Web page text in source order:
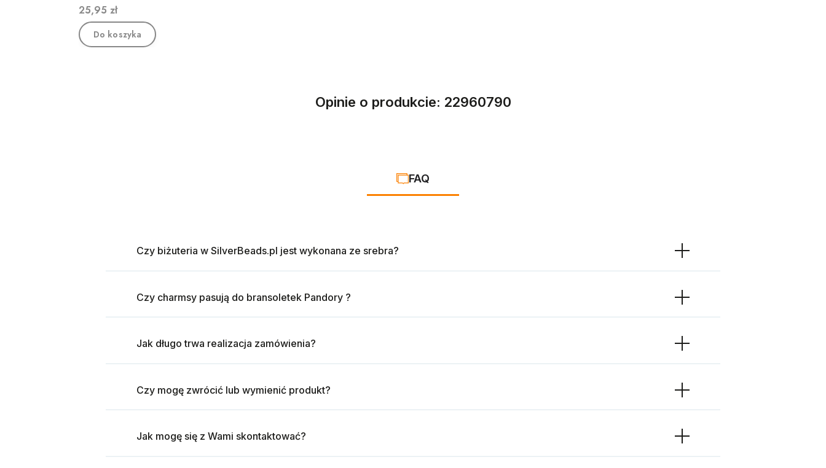
Cena
25,95 zł
Do koszyka
Opinie o produkcie: 22960790
FAQ
Czy biżuteria w SilverBeads.pl jest wykonana ze srebra?
Czy charmsy pasują do bransoletek Pandory ?
Jak długo trwa realizacja zamówienia?
Czy mogę zwrócić lub wymienić produkt?
Jak mogę się z Wami skontaktować?